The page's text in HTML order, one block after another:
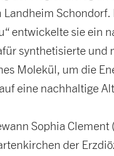
Schondorf.
entwickelte sie ein
synthetisierte und
Molekül, um die
eine nachhaltige
Sophia
der